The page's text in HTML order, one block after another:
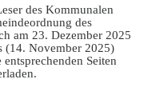
des Kommunalen
des
am 23. Dezember 2025
(14. November 2025)
Seiten